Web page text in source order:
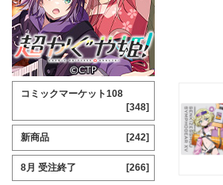
コミックマーケット108
[348]
新商品 [242]
8月 受注終了 [266]